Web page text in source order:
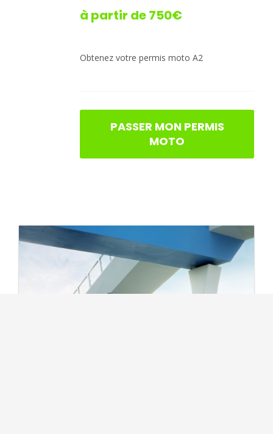
à partir de 750€
Obtenez votre permis moto A2
PASSER MON PERMIS
MOTO